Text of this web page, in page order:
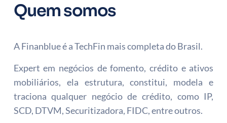
Quem somos
A Finanblue é a TechFin mais completa do Brasil.
Expert em negócios de fomento, crédito e ativos
mobiliários, ela estrutura, constitui, modela e
traciona qualquer negócio de crédito, como IP,
SCD, DTVM, Securitizadora, FIDC, entre outros.